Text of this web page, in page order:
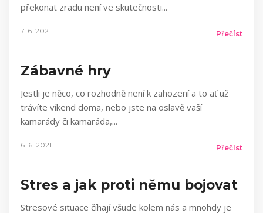
překonat zradu není ve skutečnosti
Přečíst
7. 6. 2021
Zábavné hry
Jestli je něco, co rozhodně není k zahození a to ať už
trávíte víkend doma, nebo jste na oslavě vaší
kamarády či kamaráda,
Přečíst
6. 6. 2021
Stres a jak proti němu bojovat
Stresové situace číhají všude kolem nás a mnohdy je